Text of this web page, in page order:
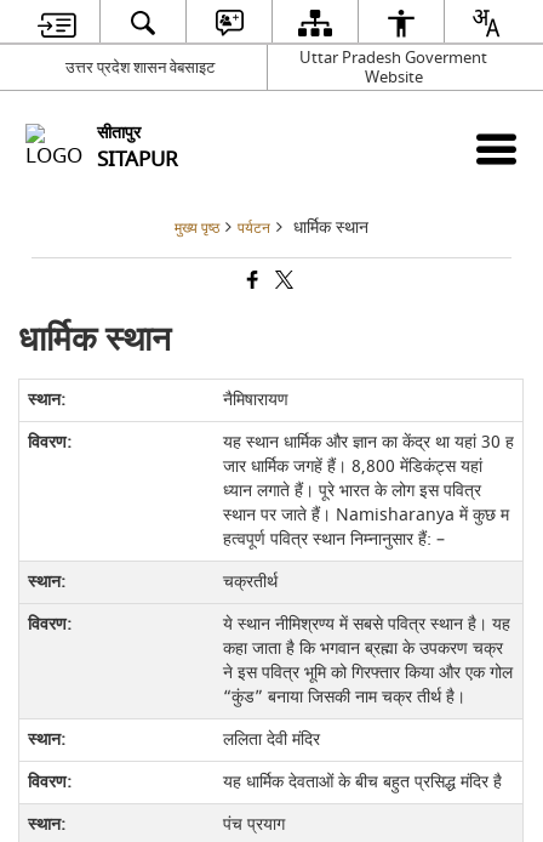
उत्तर प्रदेश शासन वेबसाइट
Uttar Pradesh Goverment
Website
सीतापुर
SITAPUR
मुख्य पृष्ठ पर्यटन धार्मिक स्थान
धार्मिक स्थान
नैमिषारायण
यह स्थान धार्मिक और ज्ञान का केंद्र था यहां 30 ह
जार धार्मिक जगहें हैं। 8,800 मेंडिकंट्स यहां
ध्यान लगाते हैं। पूरे भारत के लोग इस पवित्र
स्थान पर जाते हैं। Namisharanya में कुछ म
हत्वपूर्ण पवित्र स्थान निम्नानुसार हैं: –
चक्रतीर्थ
ये स्थान नीमिश्रण्य में सबसे पवित्र स्थान है। यह
कहा जाता है कि भगवान ब्रह्मा के उपकरण चक्र
ने इस पवित्र भूमि को गिरफ्तार किया और एक गोल
“कुंड” बनाया जिसकी नाम चक्र तीर्थ है।
ललिता देवी मंदिर
यह धार्मिक देवताओं के बीच बहुत प्रसिद्ध मंदिर है
पंच प्रयाग